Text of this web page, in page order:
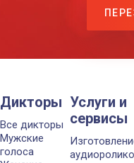
Дикторы
Все дикторы
Мужские
голоса
Услуги и
сервисы